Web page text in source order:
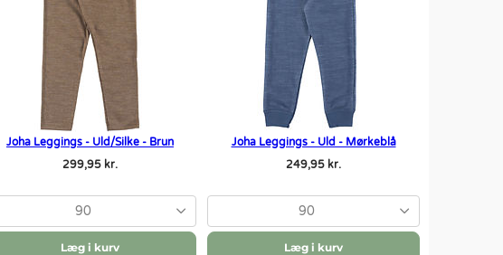
Joha Leggings - Uld/Silke - Brun
299,95 kr.
90
Læg i kurv
Joha Leggings - Uld - Mørkeblå
249,95 kr.
90
Læg i kurv